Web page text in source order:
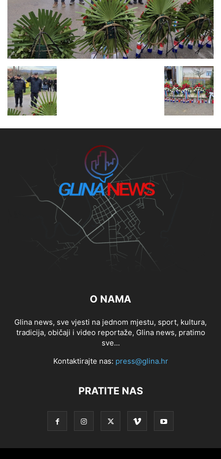
O NAMA
Glina news, sve vjesti na jednom mjestu, sport, kultura,
tradicija, običaji i video reportaže, Glina news, pratimo
sve...
Kontaktirajte nas: press@glina.hr
PRATITE NAS